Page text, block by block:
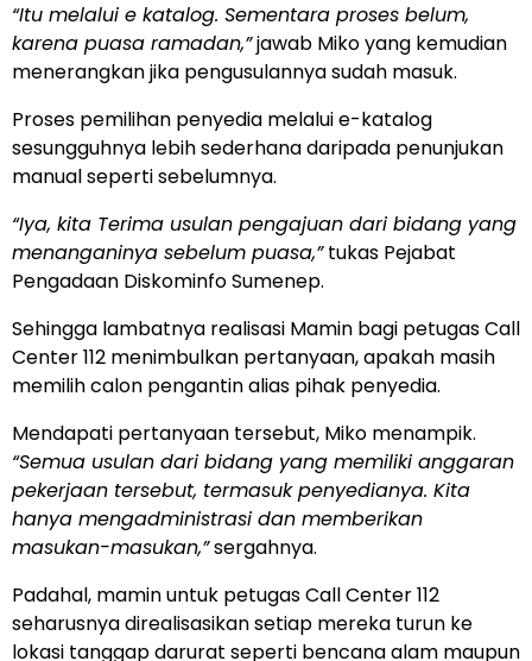
“Itu melalui e katalog. Sementara proses belum,
karena puasa ramadan,”jawab Miko yang kemudian
menerangkan jika pengusulannya sudah masuk.
Proses pemilihan penyedia melalui e-katalog
sesungguhnya lebih sederhana daripada penunjukan
manual seperti sebelumnya.
“Iya, kita Terima usulan pengajuan dari bidang yang
menanganinya sebelum puasa,”tukas Pejabat
Pengadaan Diskominfo Sumenep.
Sehingga lambatnya realisasi Mamin bagi petugas Call
Center 112 menimbulkan pertanyaan, apakah masih
memilih calon pengantin alias pihak penyedia.
Mendapati pertanyaan tersebut, Miko menampik.
“Semua usulan dari bidang yang memiliki anggaran
pekerjaan tersebut, termasuk penyedianya. Kita
hanya mengadministrasi dan memberikan
masukan-masukan,”sergahnya.
Padahal, mamin untuk petugas Call Center 112
seharusnya direalisasikan setiap mereka turun ke
lokasi tanggap darurat seperti bencana alam maupun